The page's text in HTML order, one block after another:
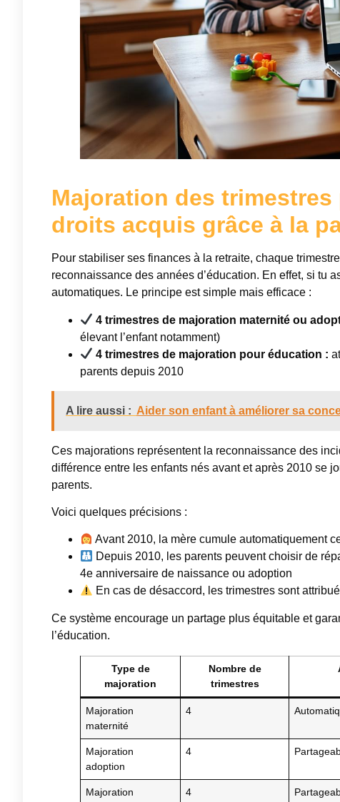
Majoration des
droits acquis grâce à la
Pour stabiliser ses finances à la retraite, chaque
reconnaissance des années d’éducation. En effet, si tu
automatiques. Le principe est simple mais efficace :
4 trimestres de majoration maternité ou
élevant l’enfant notamment)
4 trimestres de majoration pour éducation :
parents depuis 2010
A lire aussi : Aider son enfant à améliorer sa
Ces majorations représentent la reconnaissance des
différence entre les enfants nés avant et après 2010 se
parents.
Voici quelques précisions :
Avant 2010, la mère cumule automatiquement
Depuis 2010, les parents peuvent choisir de
4e anniversaire de naissance ou adoption
En cas de désaccord, les trimestres sont
Ce système encourage un partage plus équitable et
l’éducation.
Type de
majoration
Nombre de
trimestres
Majoration
maternité
4
Majoration
adoption
4
Majoration
4